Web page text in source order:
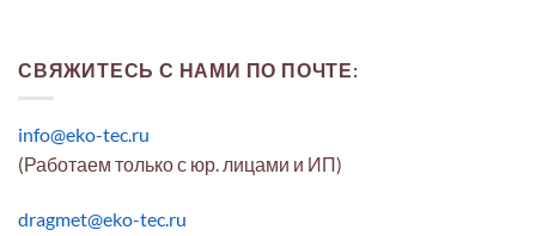
СВЯЖИТЕСЬ С НАМИ ПО ПОЧТЕ:
info@eko-tec.ru
(Работаем только с юр. лицами и ИП)
dragmet@eko-tec.ru